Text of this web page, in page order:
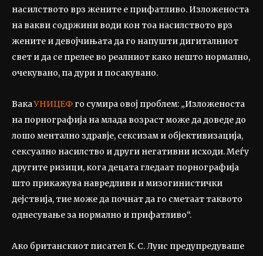
насилството врз жените е прифатливо. Изложеноста
на вакви содржини води кон тоа насилството врз
жените и девојчињата да го напушти дигиталниот
свет и да се прелее во реалниот како нешто нормално,
очекувано, па дури и посакувано.
ВакаУНИЦЕФ го сумира овој проблем: „Изложеноста
на порнографија на млада возраст може да доведе до
лошо ментално здравје, сексизам и објективизација,
сексуално насилство и други негативни исходи. Меѓу
другите ризици, кога децата гледаат порнографија
што прикажува навредливи и мизогинистички
дејствија, тие може да почнат да го сметаат таквото
однесување за нормално и прифатливо“.
Ако британскиот писател К. С. Луис предупредуваше